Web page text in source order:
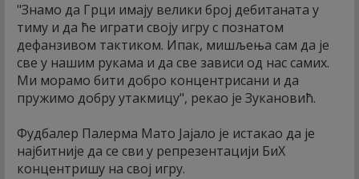
"Знамо да Грци имају велики број дебитаната у
тиму и да ће играти своју игру с познатом
дефанзивом тактиком. Ипак, мишљења сам да је
све у нашим рукама и да све зависи од нас самих.
Ми морамо бити добро концентрисани и да
пружимо добру утакмицу", рекао је Зукановић.
Фудбалер Палерма Мато Јајало је истакао да је
најбитније да се сви у репрезентацији БиХ
концентришу на свој игру.